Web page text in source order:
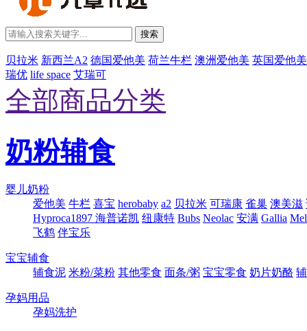
搜索
贝拉米 新西兰A2 德国爱他美 荷兰牛栏 澳洲爱他美 英国爱他美
瑞优 life space 艾瑞可
全部商品分类
奶粉辅食
婴儿奶粉
爱他美 牛栏 喜宝 herobaby a2 贝拉米 可瑞康 雀巢 澳美滋
Hyproca1897 海普诺凯 纽康特 Bubs Neolac 安满 Gallia
飞鹤 伴宝乐
宝宝辅食
辅食泥 米粉/菜粉 其他零食 面条/粥 宝宝零食 奶片奶酪
孕妈用品
孕妈洗护